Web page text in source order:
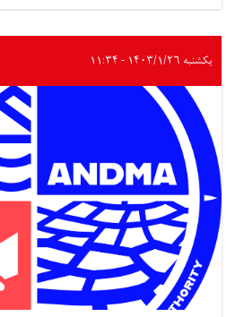
یکشنبه ۱۴۰۳/۱/۲۶ - ۱۱:۳۴